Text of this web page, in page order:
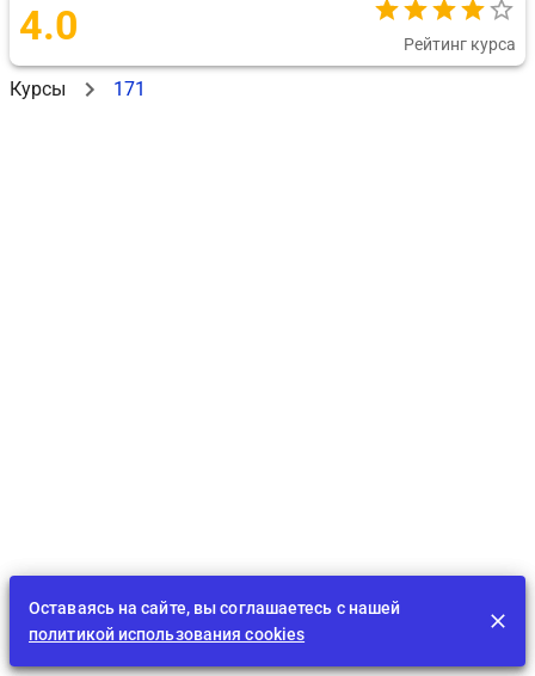
4.0 Рейтинг курса
Курсы 171
Оставаясь на сайте, вы соглашаетесь с нашей
политикой использования cookies